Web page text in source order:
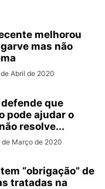
melhorou
mas não
de Abril de 2020
que
pode ajudar o
resolve...
de Março de 2020
“obrigação” de
tratadas na